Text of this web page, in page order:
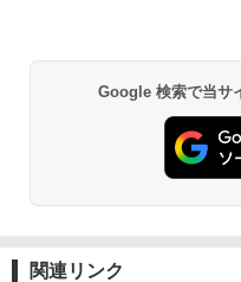
Google 検索で当サ
関連リンク